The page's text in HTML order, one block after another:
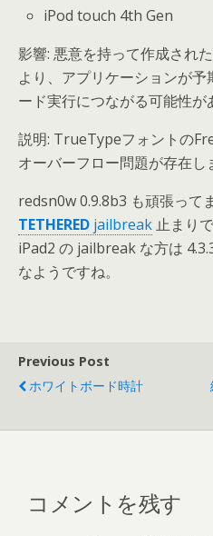
iPod touch 4th Gen
影響: 悪意を持って作成され
より、アプリケーションが
ード実行につながる可能性が
説明: TrueTypeフォントの
オーバーフロー問題が存在し
redsn0w 0.9.8b3 も頑張って
TETHERED jailbreak止まり
iPad2 の jailbreak な方は
なようですね。
Previous Post
ホワイトボード時計
コメントを残す